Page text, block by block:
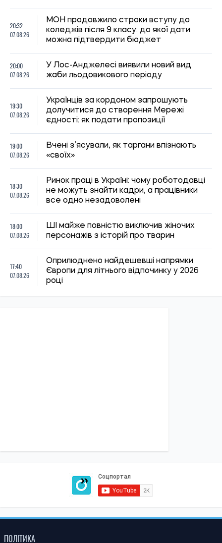
20:32
07.08.26
МОН продовжило строки вступу до
коледжів після 9 класу: до якої дати
можна підтвердити бюджет
20:00
07.08.26
У Лос-Анджелесі виявили новий вид
жаби льодовикового періоду
19:30
07.08.26
Українців за кордоном запрошують
долучитися до створення Мережі
єдності: як подати пропозиції
19:00
07.08.26
Вчені з’ясували, як таргани впізнають
«своїх»
18:30
07.08.26
Ринок праці в Україні: чому роботодавці
не можуть знайти кадри, а працівники
все одно незадоволені
18:00
07.08.26
ШІ майже повністю виключив жіночих
персонажів з історій про тварин
17:40
07.08.26
Оприлюднено найдешевші напрямки
Європи для літнього відпочинку у 2026
році
ПОЛІТИКА